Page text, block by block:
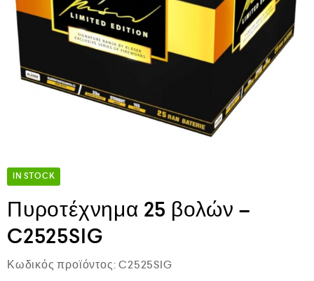
IN STOCK
Πυροτέχνημα 25 βολών –
C2525SIG
Κωδικός προϊόντος: C2525SIG